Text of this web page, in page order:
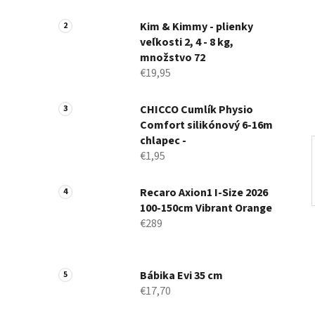
n
Kim & Kimmy - plienky
veľkosti 2, 4 - 8 kg,
množstvo 72
€19,95
CHICCO Cumlík Physio
Comfort silikónový 6-16m
chlapec -
€1,95
Recaro Axion1 I-Size 2026
100-150cm Vibrant Orange
€289
Bábika Evi 35 cm
€17,70